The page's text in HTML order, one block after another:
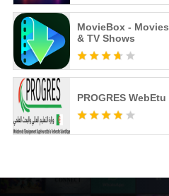
MovieBox - Movies
& TV Shows
PROGRES WebEtu